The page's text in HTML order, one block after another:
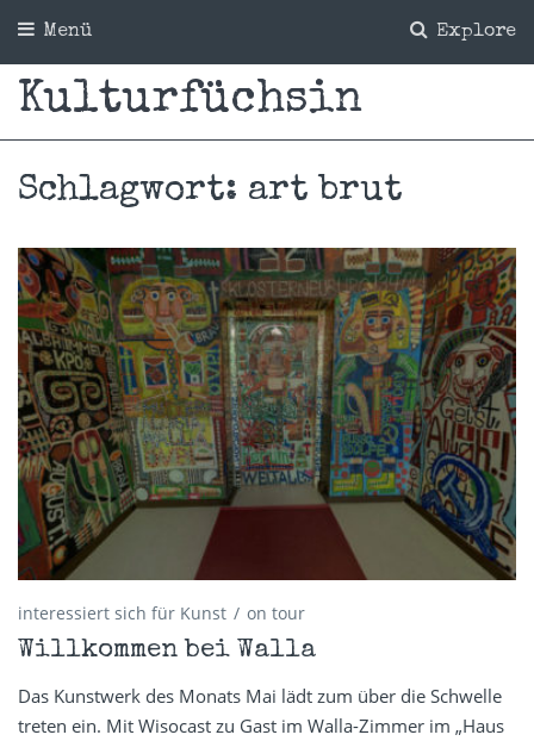
Explore
Menü
Kulturfüchsin
Schlagwort: art brut
interessiert sich für Kunst on tour
Willkommen bei Walla
Das Kunstwerk des Monats Mai lädt zum über die Schwelle
treten ein. Mit Wisocast zu Gast im Walla-Zimmer im „Haus